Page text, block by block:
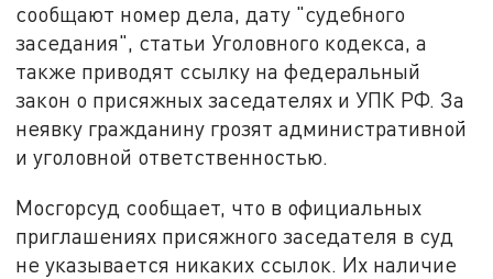
сообщают номер дела, дату "судебного
заседания", статьи Уголовного кодекса, а
также приводят ссылку на федеральный
закон о присяжных заседателях и УПК РФ. За
неявку гражданину грозят административной
и уголовной ответственностью.
Мосгорсуд сообщает, что в официальных
приглашениях присяжного заседателя в суд
не указывается никаких ссылок. Их наличие